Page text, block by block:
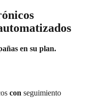
en su plan.
con seguimiento